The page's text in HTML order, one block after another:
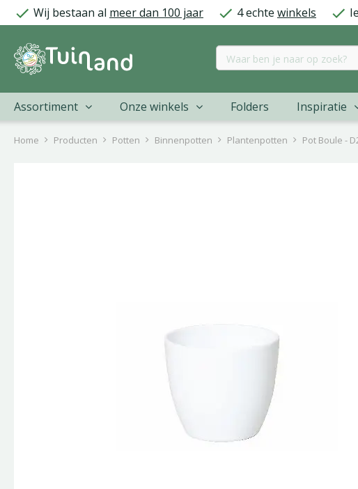
naar
Home Producten Potten Binnenpotten Plantenpotten Pot Boule -
Wij bestaan al meer dan 100 jaar 4 echte winkels
Assortiment Onze winkels Folders Inspiratie